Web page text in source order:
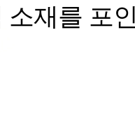
소재를 포